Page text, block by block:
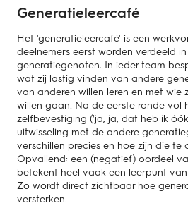
Generatieleercafé
Het 'generatieleercafé' is een
deelnemers eerst worden verdeeld
generatiegenoten. In ieder team
wat zij lastig vinden van andere
van anderen willen leren en met wie
willen gaan. Na de eerste ronde vol
zelfbevestiging ('ja, ja, dat heb ik
uitwisseling met de andere
verschillen precies en hoe zijn die te
Opvallend: een (negatief) oordeel
betekent heel vaak een leerpunt
Zo wordt direct zichtbaar hoe
versterken.